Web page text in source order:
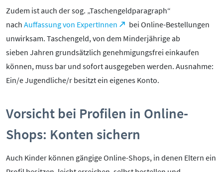
Zudem ist auch der sog. „Taschengeldparagraph“
nach Auffassung von ExpertInnen
bei Online-Bestellungen
unwirksam. Taschengeld, von dem Minderjährige ab
sieben Jahren grundsätzlich genehmigungsfrei einkaufen
können, muss bar und sofort ausgegeben werden. Ausnahme:
Ein/e Jugendliche/r besitzt ein eigenes Konto.
Vorsicht bei Profilen in Online-
Shops: Konten sichern
Auch Kinder können gängige Online-Shops, in denen Eltern ein
Newsletter